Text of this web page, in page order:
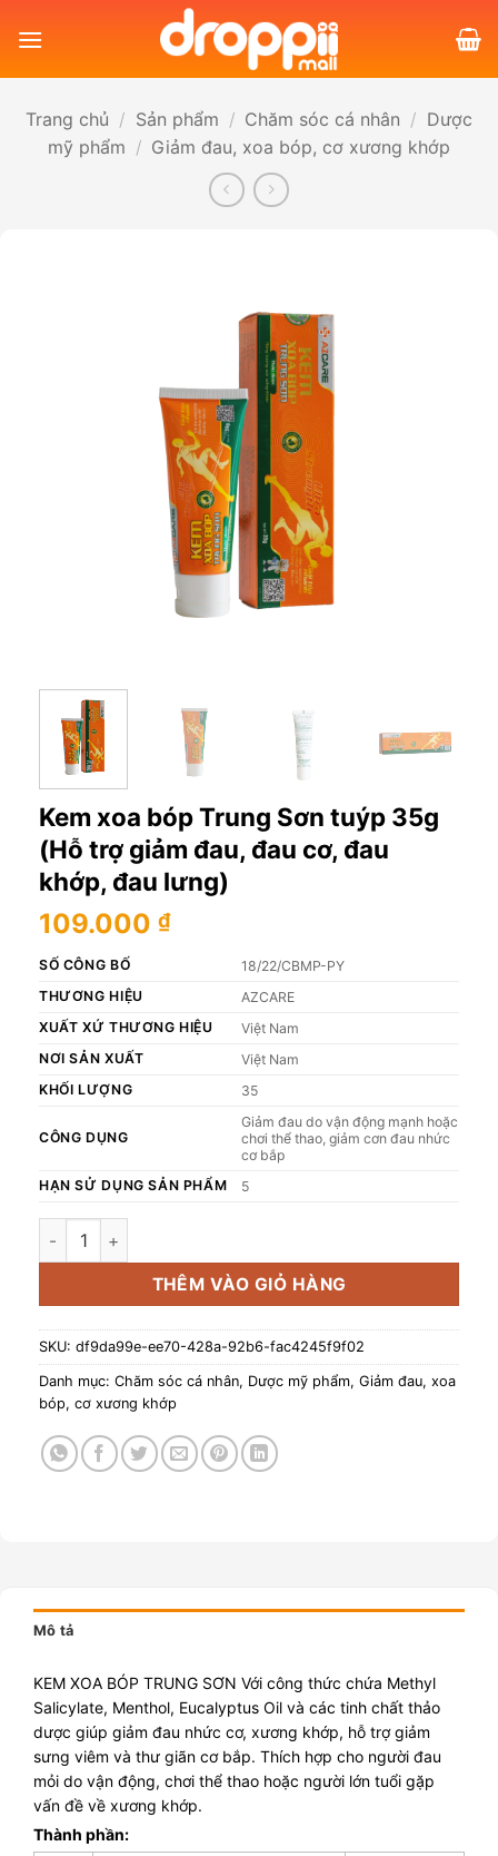
qua
Trang chủ / Sản phẩm / Chăm sóc cá nhân / Dược
mỹ phẩm / Giảm đau, xoa bóp, cơ xương khớp
Kem xoa bóp Trung Sơn tuýp 35g
(Hỗ trợ giảm đau, đau cơ, đau
khớp, đau lưng)
109.000 ₫
SỐ CÔNG BỐ
18/22/CBMP-PY
THƯƠNG HIỆU
AZCARE
XUẤT XỨ THƯƠNG HIỆU
Việt Nam
NƠI SẢN XUẤT
Việt Nam
KHỐI LƯỢNG
35
CÔNG DỤNG
Giảm đau do vận động mạnh hoặc
chơi thể thao, giảm cơn đau nhức
cơ bắp
HẠN SỬ DỤNG SẢN PHẨM
5
Kem xoa bóp Trung Sơn tuýp 35g (Hỗ trợ giảm đau, đau
THÊM VÀO GIỎ HÀNG
SKU: df9da99e-ee70-428a-92b6-fac4245f9f02
Danh mục: Chăm sóc cá nhân, Dược mỹ phẩm, Giảm đau, xoa
bóp, cơ xương khớp
Mô tả
KEM XOA BÓP TRUNG SƠN Với công thức chứa Methyl
Salicylate, Menthol, Eucalyptus Oil và các tinh chất thảo
dược giúp giảm đau nhức cơ, xương khớp, hỗ trợ giảm
sưng viêm và thư giãn cơ bắp. Thích hợp cho người đau
mỏi do vận động, chơi thể thao hoặc người lớn tuổi gặp
vấn đề về xương khớp.
Thành phần: